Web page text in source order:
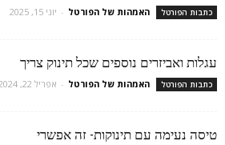
כתבות הפורטל האמהות של הפורטל - יוני 15, 2025
עגלות ואביזרים נוספים שכל תינוק צריך
כתבות הפורטל האמהות של הפורטל - אפריל 22, 2024
טיסה נעימה עם תינוקות- זה אפשרי